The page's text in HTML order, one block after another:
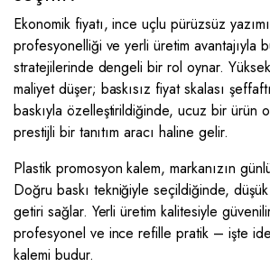
Ekonomik fiyatı, ince uçlu pürüzsüz
profesyonelliği ve yerli üretim avantajıyla
stratejilerinde dengeli bir rol oynar.
maliyet düşer; baskısız fiyat skalası
baskıyla özelleştirildiğinde, ucuz bir ürün
prestijli bir tanıtım aracı haline gelir.
Plastik promosyon kalem, markanızın
Doğru baskı tekniğiyle seçildiğinde, düşük
getiri sağlar. Yerli üretim kalitesiyle
profesyonel ve ince refille pratik – işte
kalemi budur.